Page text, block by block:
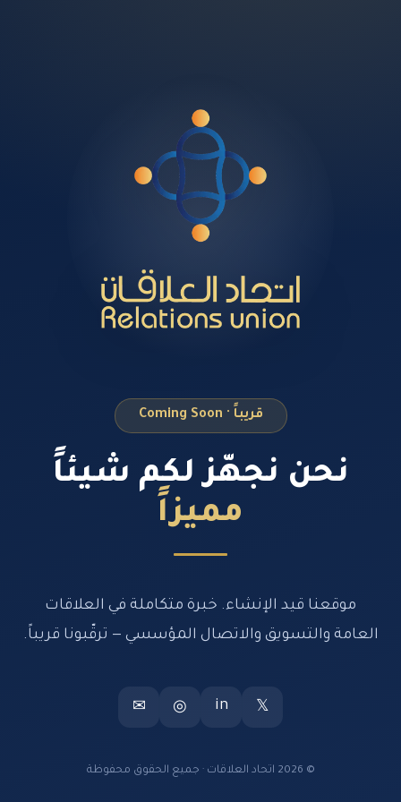
قريباً · Coming Soon
نحن نجهّز لكم شيئاً
مميزاً
موقعنا قيد الإنشاء. خبرة متكاملة في العلاقات
العامة والتسويق والاتصال المؤسسي — ترقّبونا قريباً.
𝕏
in
◎
✉
© 2026 اتحاد العلاقات · جميع الحقوق محفوظة